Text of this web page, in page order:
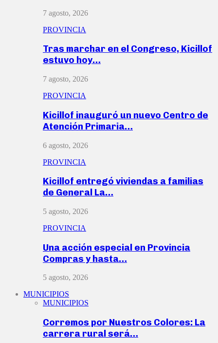
7 agosto, 2026
PROVINCIA
Tras marchar en el Congreso, Kicillof
estuvo hoy…
7 agosto, 2026
PROVINCIA
Kicillof inauguró un nuevo Centro de
Atención Primaria…
6 agosto, 2026
PROVINCIA
Kicillof entregó viviendas a familias
de General La…
5 agosto, 2026
PROVINCIA
Una acción especial en Provincia
Compras y hasta…
5 agosto, 2026
MUNICIPIOS
MUNICIPIOS
Corremos por Nuestros Colores: La
carrera rural será…